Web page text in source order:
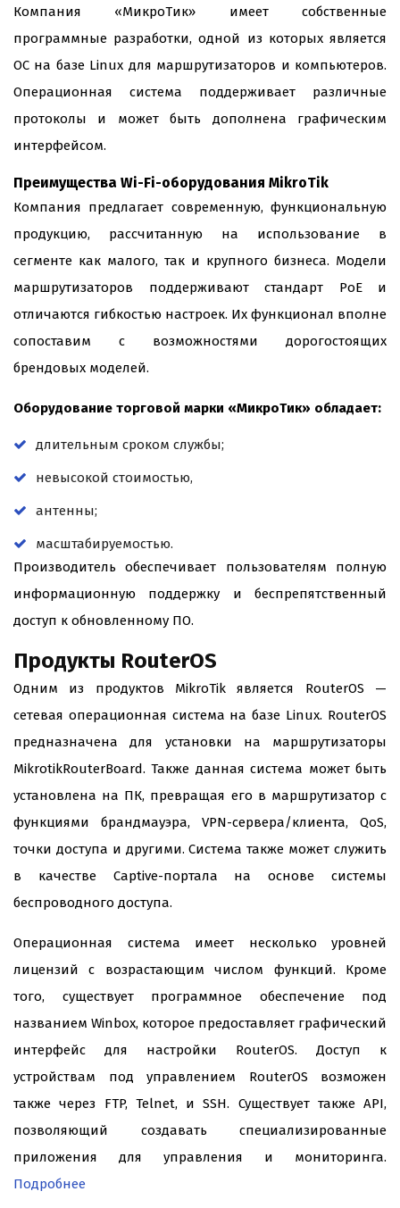
Компания «МикроТик» имеет собственные
программные разработки, одной из которых является
ОС на базе Linux для маршрутизаторов и компьютеров.
Операционная система поддерживает различные
протоколы и может быть дополнена графическим
интерфейсом.
Преимущества Wi-Fi-оборудования MikroTik
Компания предлагает современную, функциональную
продукцию, рассчитанную на использование в
сегменте как малого, так и крупного бизнеса. Модели
маршрутизаторов поддерживают стандарт РоЕ и
отличаются гибкостью настроек. Их функционал вполне
сопоставим с возможностями дорогостоящих
брендовых моделей.
Оборудование торговой марки «МикроТик» обладает:
длительным сроком службы;
невысокой стоимостью,
антенны;
масштабируемостью.
Производитель обеспечивает пользователям полную
информационную поддержку и беспрепятственный
доступ к обновленному ПО.
Продукты RouterOS
Одним из продуктов MikroTik является RouterOS —
сетевая операционная система на базе Linux. RouterOS
предназначена для установки на маршрутизаторы
MikrotikRouterBoard. Также данная система может быть
установлена на ПК, превращая его в маршрутизатор с
функциями брандмауэра, VPN-сервера/клиента, QoS,
точки доступа и другими. Система также может служить
в качестве Captive-портала на основе системы
беспроводного доступа.
Операционная система имеет несколько уровней
лицензий с возрастающим числом функций. Кроме
того, существует программное обеспечение под
названием Winbox, которое предоставляет графический
интерфейс для настройки RouterOS. Доступ к
устройствам под управлением RouterOS возможен
также через FTP, Telnet, и SSH. Существует также API,
позволяющий создавать специализированные
приложения для управления и мониторинга.
Подробнее